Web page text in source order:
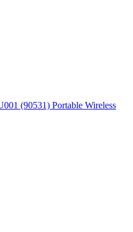
(90531) Portable Wireless